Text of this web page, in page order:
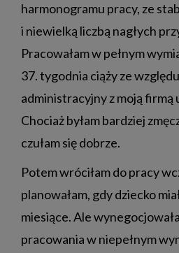
harmonogramu pracy, ze
i niewielką liczbą nagłych
Pracowałam w pełnym
37. tygodnia ciąży ze
administracyjny z moją firmą
Chociaż byłam bardziej
czułam się dobrze.
Potem wróciłam do pracy
planowałam, gdy dziecko
miesiące. Ale
pracowania w niepełnym